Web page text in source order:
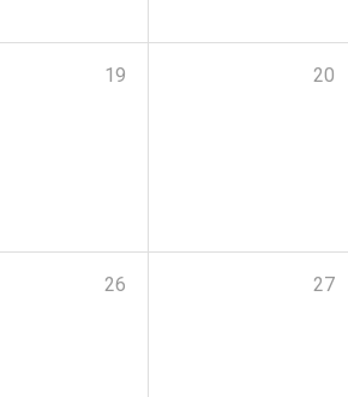
19 20
26 27